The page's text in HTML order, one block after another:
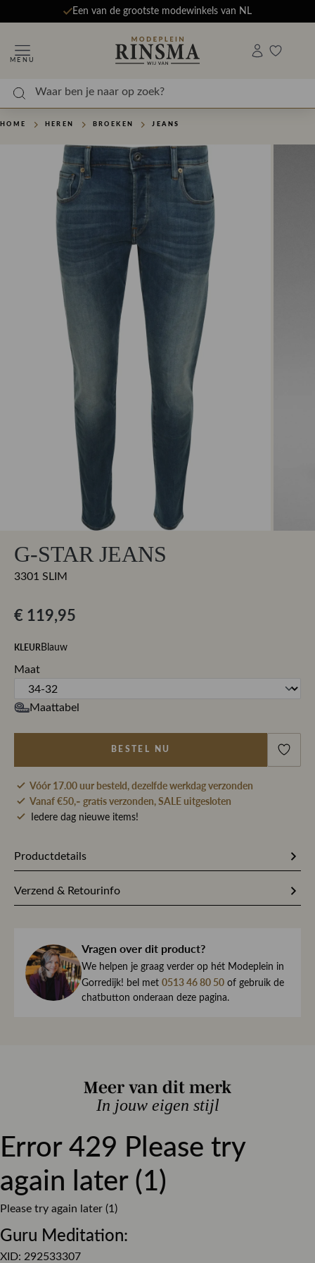
Een van de grootste modewinkels van NL
MENU
HOME HEREN BROEKEN JEANS
G-STAR JEANS
3301 SLIM
€ 119,95
KLEURBlauw
Maat
Maattabel
BESTEL NU
Vóór 17.00 uur besteld, dezelfde werkdag verzonden
Vanaf €50,- gratis verzonden, SALE uitgesloten
Iedere dag nieuwe items!
Productdetails
Stofsamenstelling
91% Katoen / 2% Elastaan / 7%
Kleur Blauw
Pasvorm Slim fit
Materiaal Stretch denim
Verzend & Retourinfo
haar direct naar je toe.
We begrijpen maar al te goed dat het kan gebeuren dat
een item toch niet helemaal naar wens is. Daarom ben je
altijd welkom om ieder artikel eerst te passen op ons
de winkel is dat altijd gratis. Lees hier meer over ruilen en
Lees meer over bezorgen, ruilen en retourneren
Vragen over dit product?
We helpen je graag verder op hét Modeplein in
Gorredijk! bel met 0513 46 80 50 of gebruik de
chatbutton onderaan deze pagina.
Meer van dit merk
In jouw eigen stijl
Error 429 Please try
again later (1)
Please try again later (1)
Guru Meditation:
XID: 292533307